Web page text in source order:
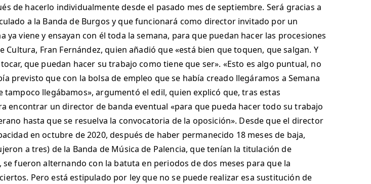
de hacerlo individualmente desde el pasado mes de septiembre. Será gracias a
a la Banda de Burgos y que funcionará como director invitado por un
ya viene y ensayan con él toda la semana, para que puedan hacer las procesiones
Cultura, Fran Fernández, quien añadió que «está bien que toquen, que salgan. Y
que puedan hacer su trabajo como tiene que ser». «Esto es algo puntual, no
previsto que con la bolsa de empleo que se había creado llegáramos a Semana
tampoco llegábamos», argumentó el edil, quien explicó que, tras estas
encontrar un director de banda eventual «para que pueda hacer todo su trabajo
hasta que se resuelva la convocatoria de la oposición». Desde que el director
en octubre de 2020, después de haber permanecido 18 meses de baja,
a tres) de la Banda de Música de Palencia, que tenían la titulación de
fueron alternando con la batuta en periodos de dos meses para que la
Pero está estipulado por ley que no se puede realizar esa sustitución de